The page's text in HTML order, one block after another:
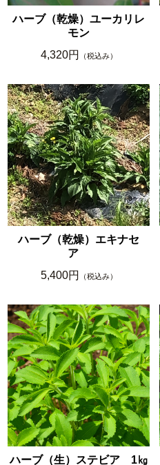
ハーブ（乾燥）ユーカリレ
モン
4,320円
（税込み）
ハーブ（乾燥）エキナセ
ア
5,400円
（税込み）
ハーブ（生）ステビア 1㎏